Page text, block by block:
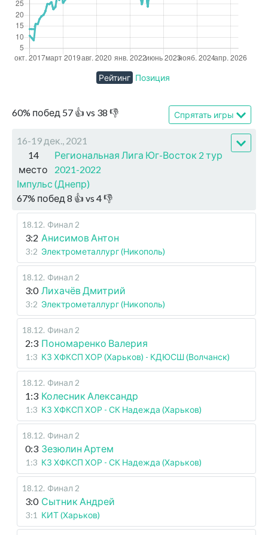
60% побед 57 👍 vs 38 👎 Спрятать игры
16-19 дек., 2021
14
место
Региональная Лига Юг-Восток 2 тур
2021-2022
Імпульс (Днепр)
67% побед 8 👍 vs 4👎
18.12. Финал 2
3:2 Анисимов Антон
3:2 Электрометаллург (Никополь)
18.12. Финал 2
3:0 Лихачёв Дмитрий
3:2 Электрометаллург (Никополь)
18.12. Финал 2
2:3 Пономаренко Валерия
1:3 КЗ ХФКСП ХОР (Харьков) - КДЮСШ (Волчанск)
18.12. Финал 2
1:3 Колесник Александр
1:3 КЗ ХФКСП ХОР - СК Надежда (Харьков)
18.12. Финал 2
0:3 Зезюлин Артем
1:3 КЗ ХФКСП ХОР - СК Надежда (Харьков)
18.12. Финал 2
3:0 Сытник Андрей
3:1 КИТ (Харьков)
Рейтинг Позиция